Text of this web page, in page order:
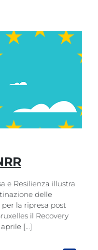
e Resilienza illustra
delle
per la ripresa post
il Recovery
[...]